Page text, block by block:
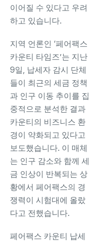
이어질 수 있다고 우려
하고 있습니다.
지역 언론인 ‘페어팩스
카운티 타임즈’는 지난
9일, 납세자 감시 단체
들이 최근의 세금 정책
과 인구 이동 추이를 집
중적으로 분석한 결과
카운티의 비즈니스 환
경이 약화되고 있다고
보도했습니다. 이 매체
는 인구 감소와 함께 세
금 인상이 반복되는 상
황에서 페어팩스의 경
쟁력이 시험대에 올랐
다고 전했습니다.
페어팩스 카운티 납세